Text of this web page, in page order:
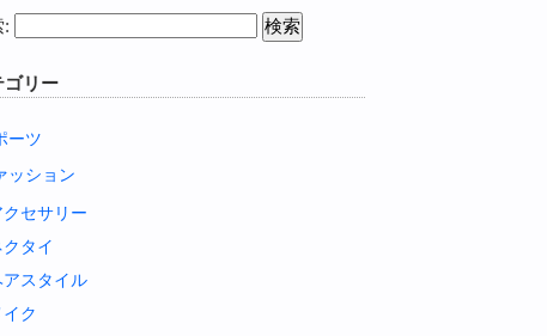
:
ゴリー
ーツ
ッション
クセサリー
クタイ
アスタイル
イク